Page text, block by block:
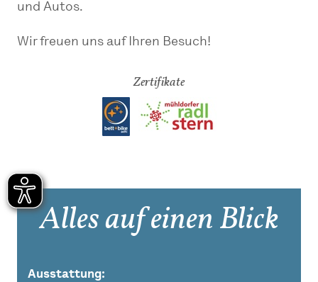
und Autos.
Wir freuen uns auf Ihren Besuch!
Zertifikate
Alles auf einen Blick
Ausstattung